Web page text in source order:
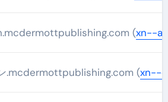
(xn--
.mcdermottpublishing.com (xn--